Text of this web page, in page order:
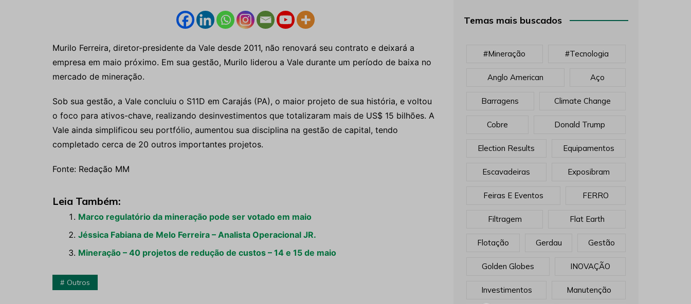
Murilo Ferreira, diretor-presidente da Vale desde 2011, não renovará seu contrato e deixará a
empresa em maio próximo. Em sua gestão, Murilo liderou a Vale durante um período de baixa no
mercado de mineração.
Sob sua gestão, a Vale concluiu o S11D em Carajás (PA), o maior projeto de sua história, e voltou
o foco para ativos-chave, realizando desinvestimentos que totalizaram mais de US$ 15 bilhões. A
Vale ainda simplificou seu portfólio, aumentou sua disciplina na gestão de capital, tendo
completado cerca de 20 outros importantes projetos.
Fonte: Redação MM
Leia Também:
Marco regulatório da mineração pode ser votado em maio
Jéssica Fabiana de Melo Ferreira – Analista Operacional JR.
Mineração – 40 projetos de redução de custos – 14 e 15 de maio
Outros
Temas mais buscados
#mineração #tecnologia
Anglo American Aço
Barragens Climate Change
Cobre Donald Trump
Election Results Equipamentos
Escavadeiras Exposibram
Feiras E Eventos FERRO
Filtragem Flat Earth
Flotação Gerdau Gestão
Golden Globes INOVAÇÃO
Investimentos Manutenção